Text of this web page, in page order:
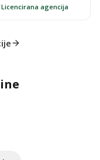
Licencirana agencija